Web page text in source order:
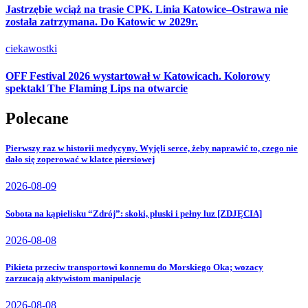
Jastrzębie wciąż na trasie CPK. Linia Katowice–Ostrawa nie
została zatrzymana. Do Katowic w 2029r.
ciekawostki
OFF Festival 2026 wystartował w Katowicach. Kolorowy
spektakl The Flaming Lips na otwarcie
Polecane
Pierwszy raz w historii medycyny. Wyjęli serce, żeby naprawić to, czego nie
dało się zoperować w klatce piersiowej
2026-08-09
Sobota na kąpielisku “Zdrój”: skoki, pluski i pełny luz [ZDJĘCIA]
2026-08-08
Pikieta przeciw transportowi konnemu do Morskiego Oka; wozacy
zarzucają aktywistom manipulacje
2026-08-08